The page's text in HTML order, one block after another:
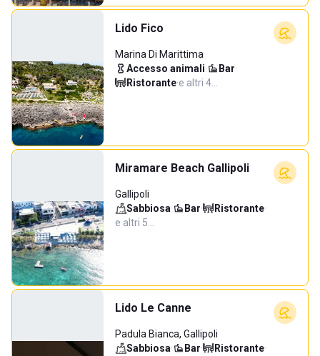
Lido Fico
Marina Di Marittima
Accesso animali· Bar·
Ristorante·e altri 4…
Miramare Beach Gallipoli
Gallipoli
Sabbiosa· Bar· Ristorante·
e altri 5…
Lido Le Canne
Padula Bianca, Gallipoli
Sabbiosa· Bar· Ristorante·